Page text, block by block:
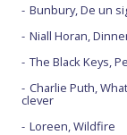
Bunbury, De un
Niall Horan,
The Black Keys,
Charlie Puth,
clever
Loreen, Wildfire